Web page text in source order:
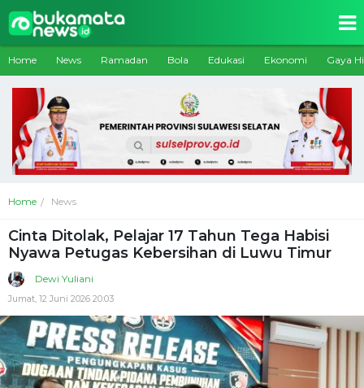
Home News Ramadan Bola Edukasi Ekonomi Gaya
Home News
Cinta Ditolak, Pelajar 17 Tahun Tega Habisi
Nyawa Petugas Kebersihan di Luwu Timur
Dewi Yuliani
Jumat, 12 Juni 2026 20:03